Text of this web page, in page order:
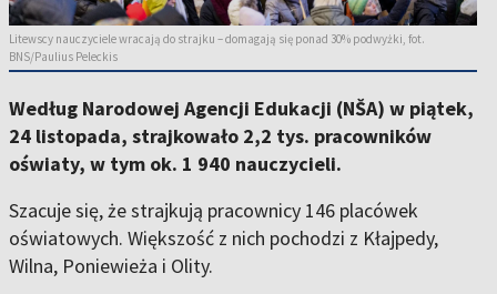
Litewscy nauczyciele wracają do strajku – domagają się ponad 30% podwyżki, fot.
BNS/Paulius Peleckis
Według Narodowej Agencji Edukacji (NŠA) w piątek,
24 listopada, strajkowało 2,2 tys. pracowników
oświaty, w tym ok. 1 940 nauczycieli.
Szacuje się, że strajkują pracownicy 146 placówek
oświatowych. Większość z nich pochodzi z Kłajpedy,
Wilna, Poniewieża i Olity.